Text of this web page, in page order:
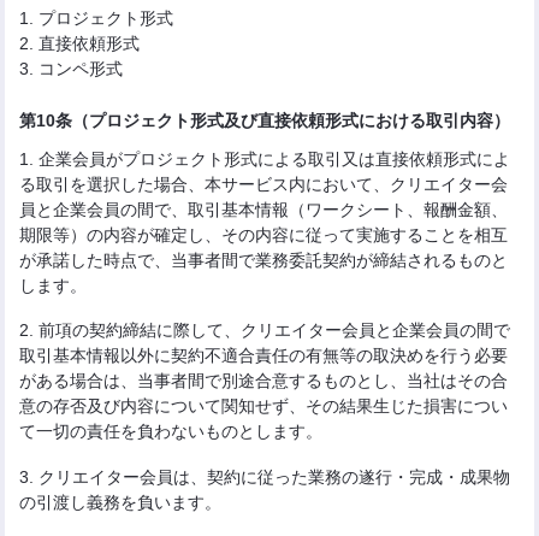
1. プロジェクト形式
2. 直接依頼形式
3. コンペ形式
第10条（プロジェクト形式及び直接依頼形式における取引内容）
1. 企業会員がプロジェクト形式による取引又は直接依頼形式によ
る取引を選択した場合、本サービス内において、クリエイター会
員と企業会員の間で、取引基本情報（ワークシート、報酬金額、
期限等）の内容が確定し、その内容に従って実施することを相互
が承諾した時点で、当事者間で業務委託契約が締結されるものと
します。
2. 前項の契約締結に際して、クリエイター会員と企業会員の間で
取引基本情報以外に契約不適合責任の有無等の取決めを行う必要
がある場合は、当事者間で別途合意するものとし、当社はその合
意の存否及び内容について関知せず、その結果生じた損害につい
て一切の責任を負わないものとします。
3. クリエイター会員は、契約に従った業務の遂行・完成・成果物
の引渡し義務を負います。